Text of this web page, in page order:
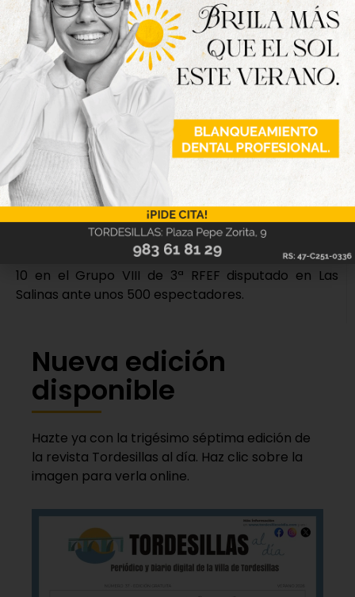
Kanteh, Igor Irazu, Facu (Nico Romero, min.55), Iker
(Enzo, min.68), Del Valle (Cristian, min.82), Isra
(Willy, min.46), Alemán (Alderete, min.55), Iván Tato
y Álex Martínez.
Goles:
0-1: Del Valle, min.24; 1-1: Colás, min.30; 2-1:
Chatún, min.39; 2-2: Iván Tato, min.45; 3-2: Chatún,
min.46; 3-3: Willy, min.88
Árbitro:
Del Bosque García. Amonestó a los locales
Chatún, Joni y Chachuli y a los visitantes Igor Irazu,
Facu, Isra, Javi Cabeza y su segundo entrenador
Ismael Álvarez.
partido correspondiente a la jornada
10 en el Grupo VIII de 3ª RFEF disputado en Las
Salinas ante unos 500 espectadores.
Nueva edición
disponible
Hazte ya con la trigésimo séptima edición de
la revista Tordesillas al día. Haz clic sobre la
imagen para verla online.